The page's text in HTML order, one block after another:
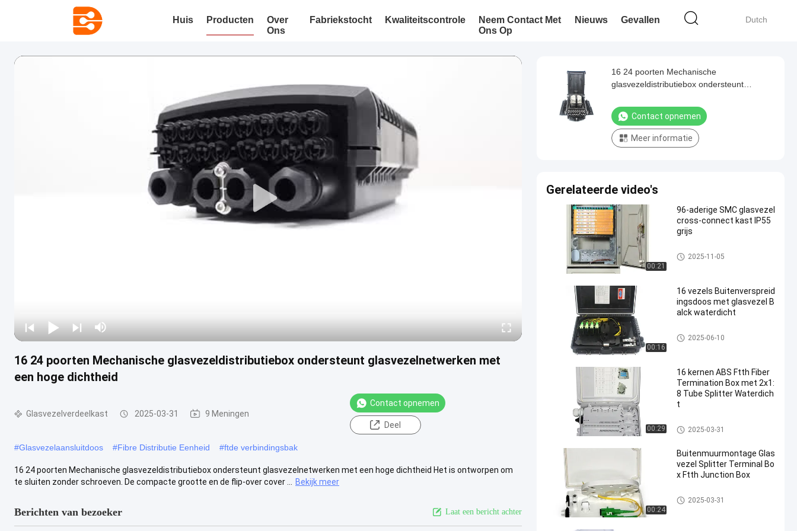
Dutch
Huis Producten
Over
Ons
Fabriekstocht Kwaliteitscontrole
Neem Contact Met
Ons Op
Nieuws Gevallen
16 24 poorten Mechanische glasvezeldistributiebox ondersteunt glasvezelnetwerken met
een hoge dichtheid
Glasvezelverdeelkast 2025-03-31 9 Meningen
Contact opnemen
Deel
#Glasvezelaansluitdoos #Fibre Distributie Eenheid #ftde verbindingsbak
16 24 poorten Mechanische glasvezeldistributiebox ondersteunt glasvezelnetwerken met een hoge dichtheid Het is ontworpen om
te sluiten zonder schroeven. De compacte grootte en de flip-over cover ...
Bekijk meer
Berichten van bezoeker Laat een bericht achter
16 24 poorten Mechanische
glasvezeldistributiebox ondersteunt
dichtheid
Contact opnemen
Meer informatie
Gerelateerde video's
00:21
96-aderige SMC glasvezel
cross-connect kast IP55
grijs
Glasvezelverdeelkast
2025-11-05
00:16
16 vezels Buitenverspreid
ingsdoos met glasvezel B
alck waterdicht
Glasvezelverdeelkast
2025-06-10
00:29
16 kernen ABS Ftth Fiber
Termination Box met 2x1:
8 Tube Splitter Waterdich
t
Glasvezelverdeelkast
2025-03-31
00:24
Buitenmuurmontage Glas
vezel Splitter Terminal Bo
x Ftth Junction Box
Glasvezelverdeelkast
2025-03-31